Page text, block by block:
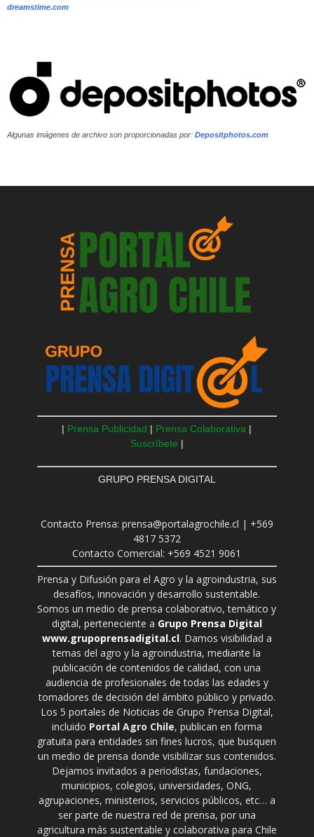
dreamstime.com
Algunas imágenes de archivo son proporcionadas por: Depositphotos.com
| Prensa Publicidad | Prensa Colaborativa |
Suscríbete |
GRUPO PRENSA DIGITAL
Contacto Prensa: prensa@portalagrochile.cl | +569
4817 5372
Contacto Comercial: +569 4521 9061
Prensa y Difusión para el Agro y la agroindustria, sus
desafíos, innovación y desarrollo sustentable.
Somos un medio de prensa colaborativo, temático y
digital, perteneciente a Grupo Prensa Digital
www.grupoprensadigital.cl. Damos visibilidad a
temas del agro y la agroindustria, mediante la
publicación de contenidos de calidad, con una
audiencia de profesionales de todas las edades y
tomadores de decisión del ámbito público y privado.
Los 5 portales de Noticias de Grupo Prensa Digital,
incluido Portal Agro Chile, publican en forma
gratuita para entidades sin fines lucros, que busquen
un medio de prensa donde visibilizar sus contenidos.
Dejamos invitados a periodistas, fundaciones,
municipios, colegios, universidades, ONG,
agrupaciones, ministerios, servicios públicos, etc… a
ser parte de nuestra red de prensa, por una
agricultura más sustentable y colaborativa para Chile